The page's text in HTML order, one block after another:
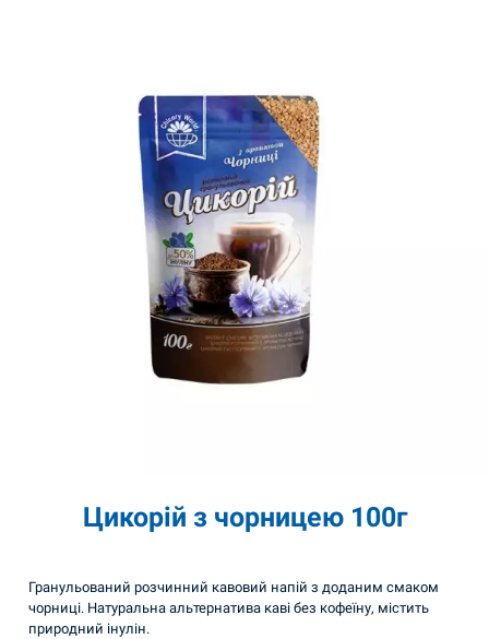
Цикорій з чорницею 100г
Гранульований розчинний кавовий напій з доданим смаком
чорниці. Натуральна альтернатива каві без кофеїну, містить
природний інулін.